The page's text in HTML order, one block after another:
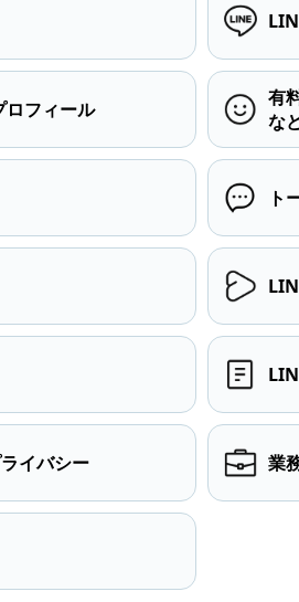
ロフィール
有
な
ト
イバシー 業